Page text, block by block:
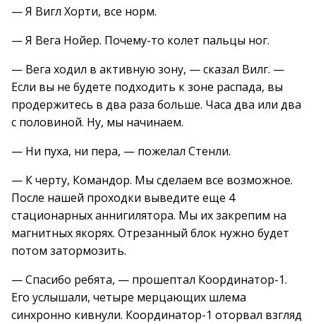
— Я Вигл Хорти, все норм.
— Я Вега Нойер. Почему-то колет пальцы ног.
— Вега ходил в активную зону, — сказал Вилг. —
Если вы не будете подходить к зоне распада, вы
продержитесь в два раза больше. Часа два или два
с половиной. Ну, мы начинаем.
— Ни пуха, ни пера, — пожелал Стенли.
— К черту, Командор. Мы сделаем все возможное.
После нашей проходки выведите еще 4
стационарных аннигилятора. Мы их закрепим на
магнитных якорях. Отрезанный блок нужно будет
потом затормозить.
— Спасибо ребята, — прошептал Координатор-1.
Его услышали, четыре мерцающих шлема
синхронно кивнули. Координатор-1 оторвал взгляд